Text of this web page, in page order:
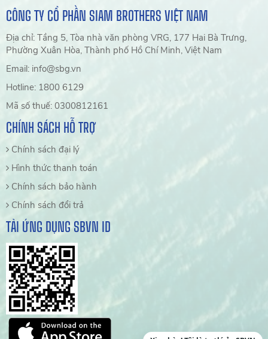
CÔNG TY CỔ PHẦN SIAM BROTHERS VIỆT NAM
Địa chỉ: Tầng 5, Tòa nhà văn phòng VRG, 177 Hai Bà Trưng,
Phường Xuân Hòa, Thành phố Hồ Chí Minh, Việt Nam
Email: info@sbg.vn
Hotline: 1800 6129
Mã số thuế: 0300812161
CHÍNH SÁCH HỖ TRỢ
Chính sách đại lý
Hình thức thanh toán
Chính sách bảo hành
Chính sách đổi trả
TẢI ỨNG DỤNG SBVN ID